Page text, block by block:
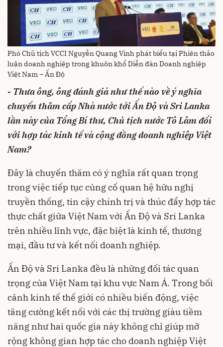
Phó Chủ tịch VCCI Nguyễn Quang Vinh phát biểu tại Phiên thảo
luận doanh nghiệp trong khuôn khổ Diễn đàn Doanh nghiệp
Việt Nam – Ấn Độ
- Thưa ông, ông đánh giá như thế nào về ý nghĩa
chuyến thăm cấp Nhà nước tới Ấn Độ và Sri Lanka
lần này của Tổng Bí thư, Chủ tịch nước Tô Lâm đối
với hợp tác kinh tế và cộng đồng doanh nghiệp Việt
Nam?
Đây là chuyến thăm có ý nghĩa rất quan trọng
trong việc tiếp tục củng cố quan hệ hữu nghị
truyền thống, tin cậy chính trị và thúc đẩy hợp tác
thực chất giữa Việt Nam với Ấn Độ và Sri Lanka
trên nhiều lĩnh vực, đặc biệt là kinh tế, thương
mại, đầu tư và kết nối doanh nghiệp.
Ấn Độ và Sri Lanka đều là những đối tác quan
trọng của Việt Nam tại khu vực Nam Á. Trong bối
cảnh kinh tế thế giới có nhiều biến động, việc
tăng cường kết nối với các thị trường giàu tiềm
năng như hai quốc gia này không chỉ giúp mở
rộng không gian hợp tác cho doanh nghiệp Việt